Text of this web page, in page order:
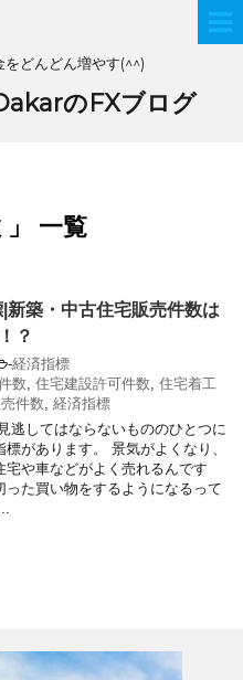
どんどん増やす(^^)
のFXブログ
」 一覧
新築・中古住宅販売件数は
？
-経済指標
数 住宅建設許可件数 住宅着工
件数 経済指標
逃してはならないもののひとつに
があります。 景気がよくなり、
宅や車などがよく売れるんです
った買い物をするようになるって